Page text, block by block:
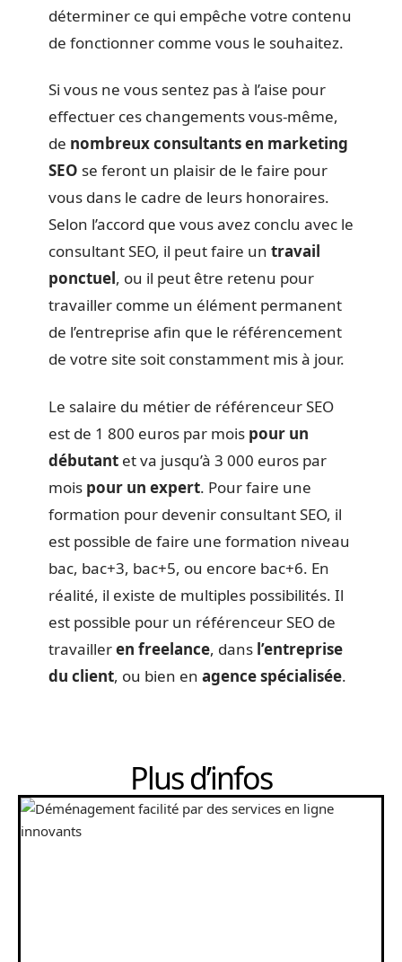
déterminer ce qui empêche votre contenu
de fonctionner comme vous le souhaitez.
Si vous ne vous sentez pas à l’aise pour
effectuer ces changements vous-même,
de nombreux consultants en marketing
SEO se feront un plaisir de le faire pour
vous dans le cadre de leurs honoraires.
Selon l’accord que vous avez conclu avec le
consultant SEO, il peut faire un travail
ponctuel, ou il peut être retenu pour
travailler comme un élément permanent
de l’entreprise afin que le référencement
de votre site soit constamment mis à jour.
Le salaire du métier de référenceur SEO
est de 1 800 euros par mois pour un
débutant et va jusqu’à 3 000 euros par
mois pour un expert. Pour faire une
formation pour devenir consultant SEO, il
est possible de faire une formation niveau
bac, bac+3, bac+5, ou encore bac+6. En
réalité, il existe de multiples possibilités. Il
est possible pour un référenceur SEO de
travailleren freelance, dans l’entreprise
du client, ou bien en agence spécialisée.
Plus d’infos